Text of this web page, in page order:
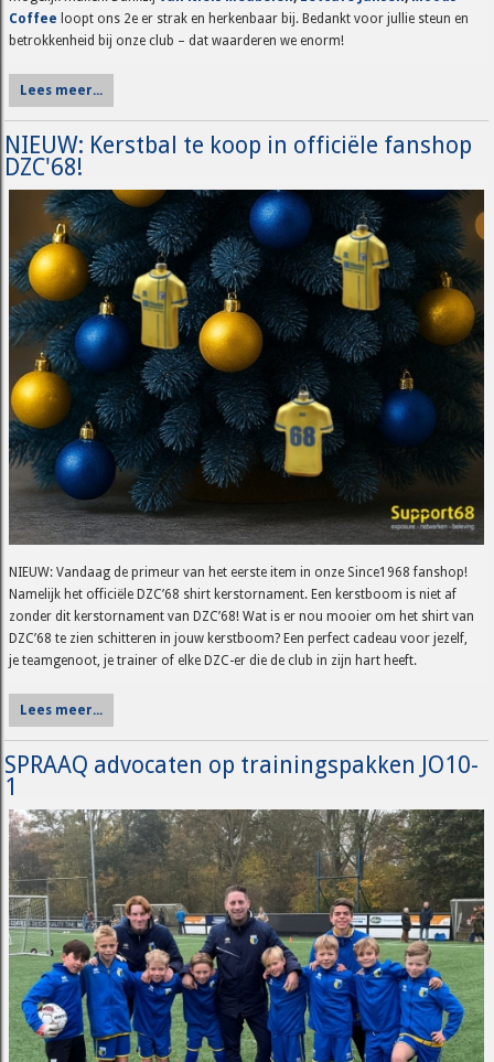
Coffee loopt ons 2e er strak en herkenbaar bij. Bedankt voor jullie steun en
betrokkenheid bij onze club – dat waarderen we enorm!
Lees meer...
NIEUW: Kerstbal te koop in officiële fanshop
DZC'68!
NIEUW: Vandaag de primeur van het eerste item in onze Since1968 fanshop!
Namelijk het officiële DZC’68 shirt kerstornament. Een kerstboom is niet af
zonder dit kerstornament van DZC’68! Wat is er nou mooier om het shirt van
DZC’68 te zien schitteren in jouw kerstboom? Een perfect cadeau voor jezelf,
je teamgenoot, je trainer of elke DZC-er die de club in zijn hart heeft.
Lees meer...
SPRAAQ advocaten op trainingspakken JO10-
1